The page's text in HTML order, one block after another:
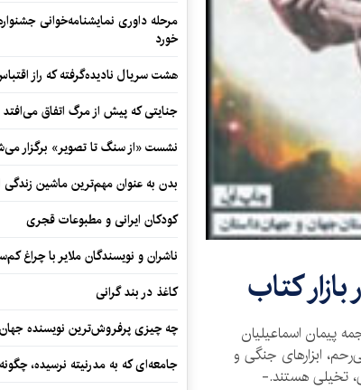
کتاب
پیمان اسماعیلیان
ابزارهای جنگی و
تخیلی هستند.-
مرحله داوری نمایشنامه‌خوانی
خورد
هشت سریال نادیده‌گرفته که راز
جنایتی که پیش از مرگ اتفاق می‌افتد
نشست «از سنگ تا تصویر» برگزار
بدن به عنوان مهم‌ترین ماشین زندگی
کودکان ایرانی و مطبوعات قجری
ناشران و نویسندگان ملایر با چراغ
کاغذ در بند گرانی
چه چیزی پرفروش‌ترین نویسنده جهان
جامعه‌ای که به مدرنیته نرسیده،